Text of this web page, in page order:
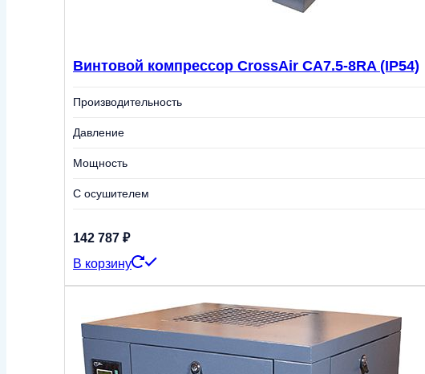
Винтовой компрессор CrossAir CA7.5-8RA (IP54)
Производительность
Давление
Мощность
С осушителем
142 787 ₽
В корзину